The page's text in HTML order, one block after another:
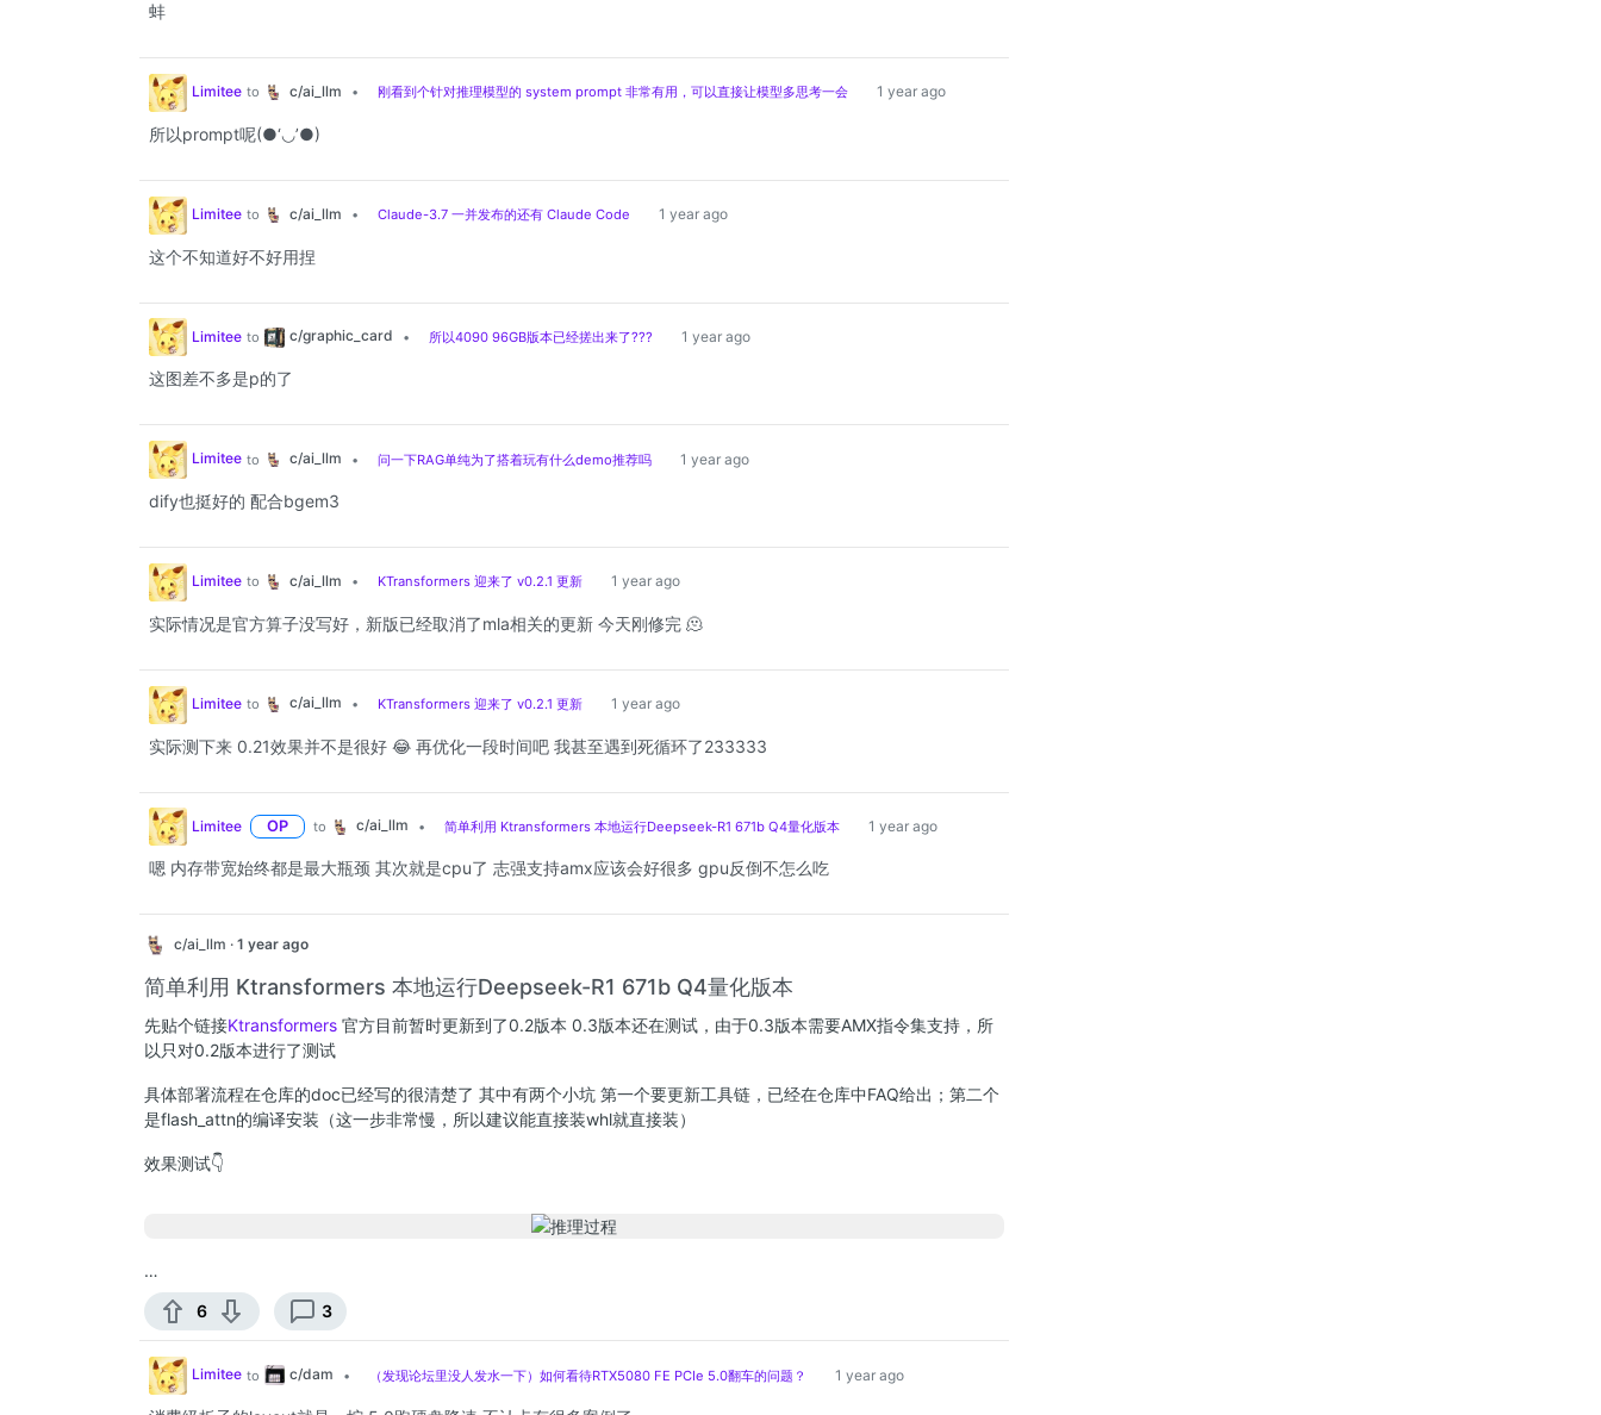
蚌
Limitee to c/ai_llm • 刚看到个针对推理模型的 system prompt 非常有用，可以直接让模型多思考一会 1 year ago
所以prompt呢(●‘◡’●)
Limitee to c/ai_llm • Claude-3.7 一并发布的还有 Claude Code 1 year ago
这个不知道好不好用捏
Limitee to c/graphic_card • 所以4090 96GB版本已经搓出来了??? 1 year ago
这图差不多是p的了
Limitee to c/ai_llm • 问一下RAG单纯为了搭着玩有什么demo推荐吗 1 year ago
dify也挺好的 配合bgem3
Limitee to c/ai_llm • KTransformers 迎来了 v0.2.1 更新 1 year ago
实际情况是官方算子没写好，新版已经取消了mla相关的更新 今天刚修完 🫠
Limitee to c/ai_llm • KTransformers 迎来了 v0.2.1 更新 1 year ago
实际测下来 0.21效果并不是很好 😂 再优化一段时间吧 我甚至遇到死循环了233333
Limitee OP to c/ai_llm • 简单利用 Ktransformers 本地运行Deepseek-R1 671b Q4量化版本 1 year ago
嗯 内存带宽始终都是最大瓶颈 其次就是cpu了 志强支持amx应该会好很多 gpu反倒不怎么吃
c/ai_llm · 1 year ago
简单利用 Ktransformers 本地运行Deepseek-R1 671b Q4量化版本
先贴个链接Ktransformers 官方目前暂时更新到了0.2版本 0.3版本还在测试，由于0.3版本需要AMX指令集支持，所
以只对0.2版本进行了测试
具体部署流程在仓库的doc已经写的很清楚了 其中有两个小坑 第一个要更新工具链，已经在仓库中FAQ给出；第二个
是flash_attn的编译安装（这一步非常慢，所以建议能直接装whl就直接装）
效果测试👇
…
6
3
Limitee to c/dam • （发现论坛里没人发水一下）如何看待RTX5080 FE PCIe 5.0翻车的问题？ 1 year ago